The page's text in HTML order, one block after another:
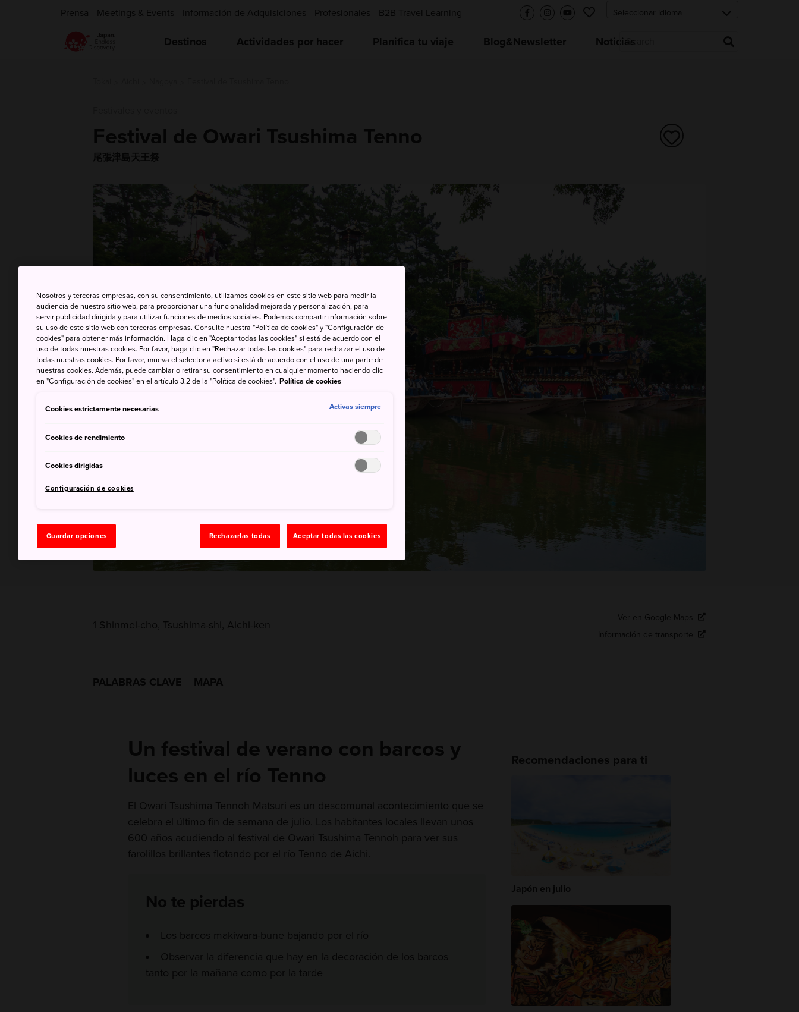
Prensa Meetings & Events Información de Adquisiciones Profesionales B2B Travel Learning
Destinos Actividades por hacer Planifica tu viaje Blog&Newsletter Noticias
Festival de Owari Tsushima Tenno
尾張津島天王祭
1 Shinmei-cho, Tsushima-shi, Aichi-ken
Ver en Google Maps
Información de transporte
PALABRAS CLAVE MAPA
Un festival de verano con barcos y
luces en el río Tenno
El Owari Tsushima Tennoh Matsuri es un descomunal acontecimiento que se
celebra el último fin de semana de julio. Los habitantes locales llevan unos
600 años acudiendo al festival de Owari Tsushima Tennoh para ver sus
farolillos brillantes flotando por el río Tenno de Aichi.
No te pierdas
Los barcos makiwara-bune bajando por el río
Observar la diferencia que hay en la decoración de los barcos
tanto por la mañana como por la tarde
Recomendaciones para ti
Japón en julio
Nosotros y terceras empresas, con su consentimiento, utilizamos cookies en este sitio web para medir la
audiencia de nuestro sitio web, para proporcionar una funcionalidad mejorada y personalización, para
servir publicidad dirigida y para utilizar funciones de medios sociales. Podemos compartir información sobre
su uso de este sitio web con terceras empresas. Consulte nuestra "Política de cookies" y "Configuración de
cookies" para obtener más información. Haga clic en "Aceptar todas las cookies" si está de acuerdo con el
uso de todas nuestras cookies. Por favor, haga clic en "Rechazar todas las cookies" para rechazar el uso de
todas nuestras cookies. Por favor, mueva el selector a activo si está de acuerdo con el uso de una parte de
nuestras cookies. Además, puede cambiar o retirar su consentimiento en cualquier momento haciendo clic
en "Configuración de cookies" en el artículo 3.2 de la "Política de cookies". Política de cookies
Cookies estrictamente necesarias Activas siempre
Cookies de rendimiento
Cookies dirigidas
Configuración de cookies
Guardar opciones Rechazarlas todas Aceptar todas las cookies